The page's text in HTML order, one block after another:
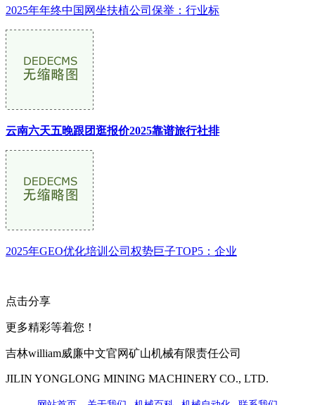
2025年年终中国网坐扶植公司保举：行业标
云南六天五晚跟团逛报价2025靠谱旅行社排
2025年GEO优化培训公司权势巨子TOP5：企业
点击分享
更多精彩等着您！
吉林william威廉中文官网矿山机械有限责任公司
JILIN YONGLONG MINING MACHINERY CO., LTD.